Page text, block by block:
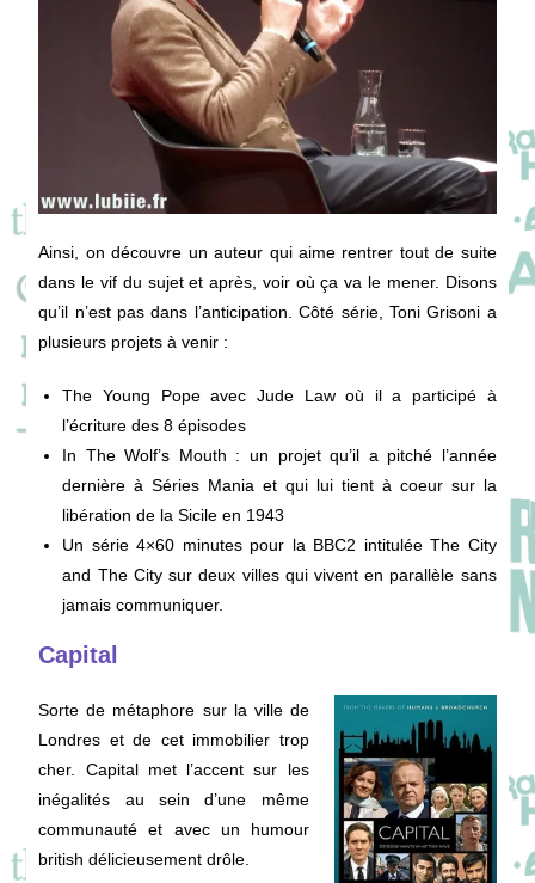
Ainsi, on découvre un auteur qui aime rentrer tout de suite
dans le vif du sujet et après, voir où ça va le mener. Disons
qu’il n’est pas dans l’anticipation. Côté série, Toni Grisoni a
plusieurs projets à venir :
The Young Pope avec Jude Law où il a participé à
l’écriture des 8 épisodes
In The Wolf’s Mouth : un projet qu’il a pitché l’année
dernière à Séries Mania et qui lui tient à coeur sur la
libération de la Sicile en 1943
Un série 4×60 minutes pour la BBC2 intitulée The City
and The City sur deux villes qui vivent en parallèle sans
jamais communiquer.
Capital
Sorte de métaphore sur la ville de
Londres et de cet immobilier trop
cher. Capital met l’accent sur les
inégalités au sein d’une même
communauté et avec un humour
british délicieusement drôle.